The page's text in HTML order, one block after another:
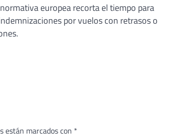
europea recorta el tiempo para
por vuelos con retrasos o
están marcados con *